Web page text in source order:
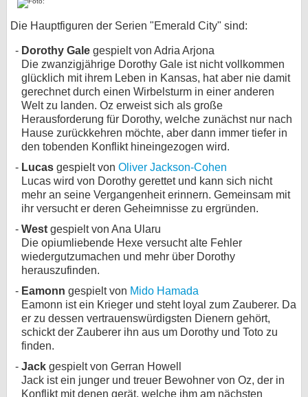
Die Hauptfiguren der Serien "Emerald City" sind:
Dorothy Gale gespielt von Adria Arjona
Die zwanzigjährige Dorothy Gale ist nicht vollkommen
glücklich mit ihrem Leben in Kansas, hat aber nie damit
gerechnet durch einen Wirbelsturm in einer anderen
Welt zu landen. Oz erweist sich als große
Herausforderung für Dorothy, welche zunächst nur nach
Hause zurückkehren möchte, aber dann immer tiefer in
den tobenden Konflikt hineingezogen wird.
Lucas gespielt von Oliver Jackson-Cohen
Lucas wird von Dorothy gerettet und kann sich nicht
mehr an seine Vergangenheit erinnern. Gemeinsam mit
ihr versucht er deren Geheimnisse zu ergründen.
West gespielt von Ana Ularu
Die opiumliebende Hexe versucht alte Fehler
wiedergutzumachen und mehr über Dorothy
herauszufinden.
Eamonn gespielt von Mido Hamada
Eamonn ist ein Krieger und steht loyal zum Zauberer. Da
er zu dessen vertrauenswürdigsten Dienern gehört,
schickt der Zauberer ihn aus um Dorothy und Toto zu
finden.
Jack gespielt von Gerran Howell
Jack ist ein junger und treuer Bewohner von Oz, der in
Konflikt mit denen gerät, welche ihm am nächsten
Specials
SERVICE
Gewinnspiele
Forum
bei X
bei Facebook
Kontakt
Nutzungsbedingungen
Cookie-Einstellungen
Impressum
myFanbase